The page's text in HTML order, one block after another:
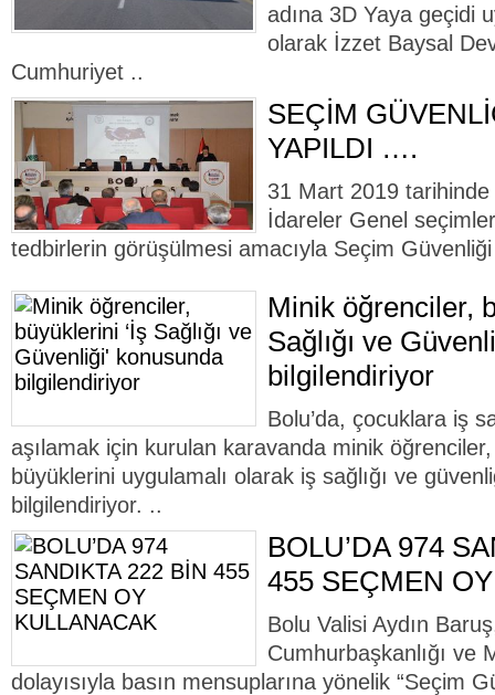
adına 3D Yaya geçidi
olarak İzzet Baysal
Cumhuriyet ..
SEÇİM
YAPILDI ….
31 Mart 2019
İdareler Genel
tedbirlerin görüşülmesi amacıyla Seçim Güvenliği
Minik öğrenciler,
Sağlığı ve
bilgilendiriyor
Bolu’da, çocuklara iş
aşılamak için kurulan karavanda minik
büyüklerini uygulamalı olarak iş sağlığı ve
bilgilendiriyor. ..
BOLU’DA 974
455 SEÇMEN
Bolu Valisi Aydın
Cumhurbaşkanlığı ve
dolayısıyla basın mensuplarına yönelik “Seçim